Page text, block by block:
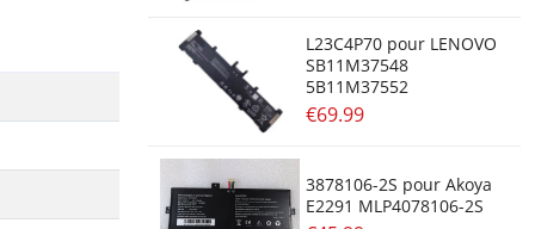
L23C4P70 pour LENOVO
SB11M37548
5B11M37552
€69.99
3878106-2S pour Akoya
E2291 MLP4078106-2S